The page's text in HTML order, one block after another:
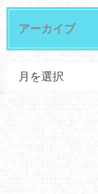
アーカイブ